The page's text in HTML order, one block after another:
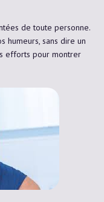
de toute personne.
humeurs, sans dire un
efforts pour montrer